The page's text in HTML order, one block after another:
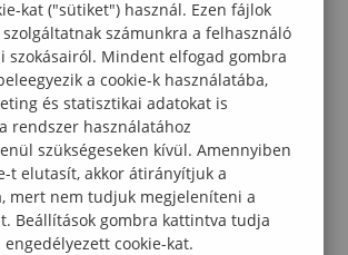
kat ("sütiket") használ. Ezen fájlok
számunkra a felhasználó
szokásairól. Mindent elfogad gombra
a cookie-k használatába,
és statisztikai adatokat is
rendszer használatához
szükségeseken kívül. Amennyiben
t elutasít, akkor átirányítjuk a
mert nem tudjuk megjeleníteni a
Beállítások gombra kattintva tudja
cookie-kat.